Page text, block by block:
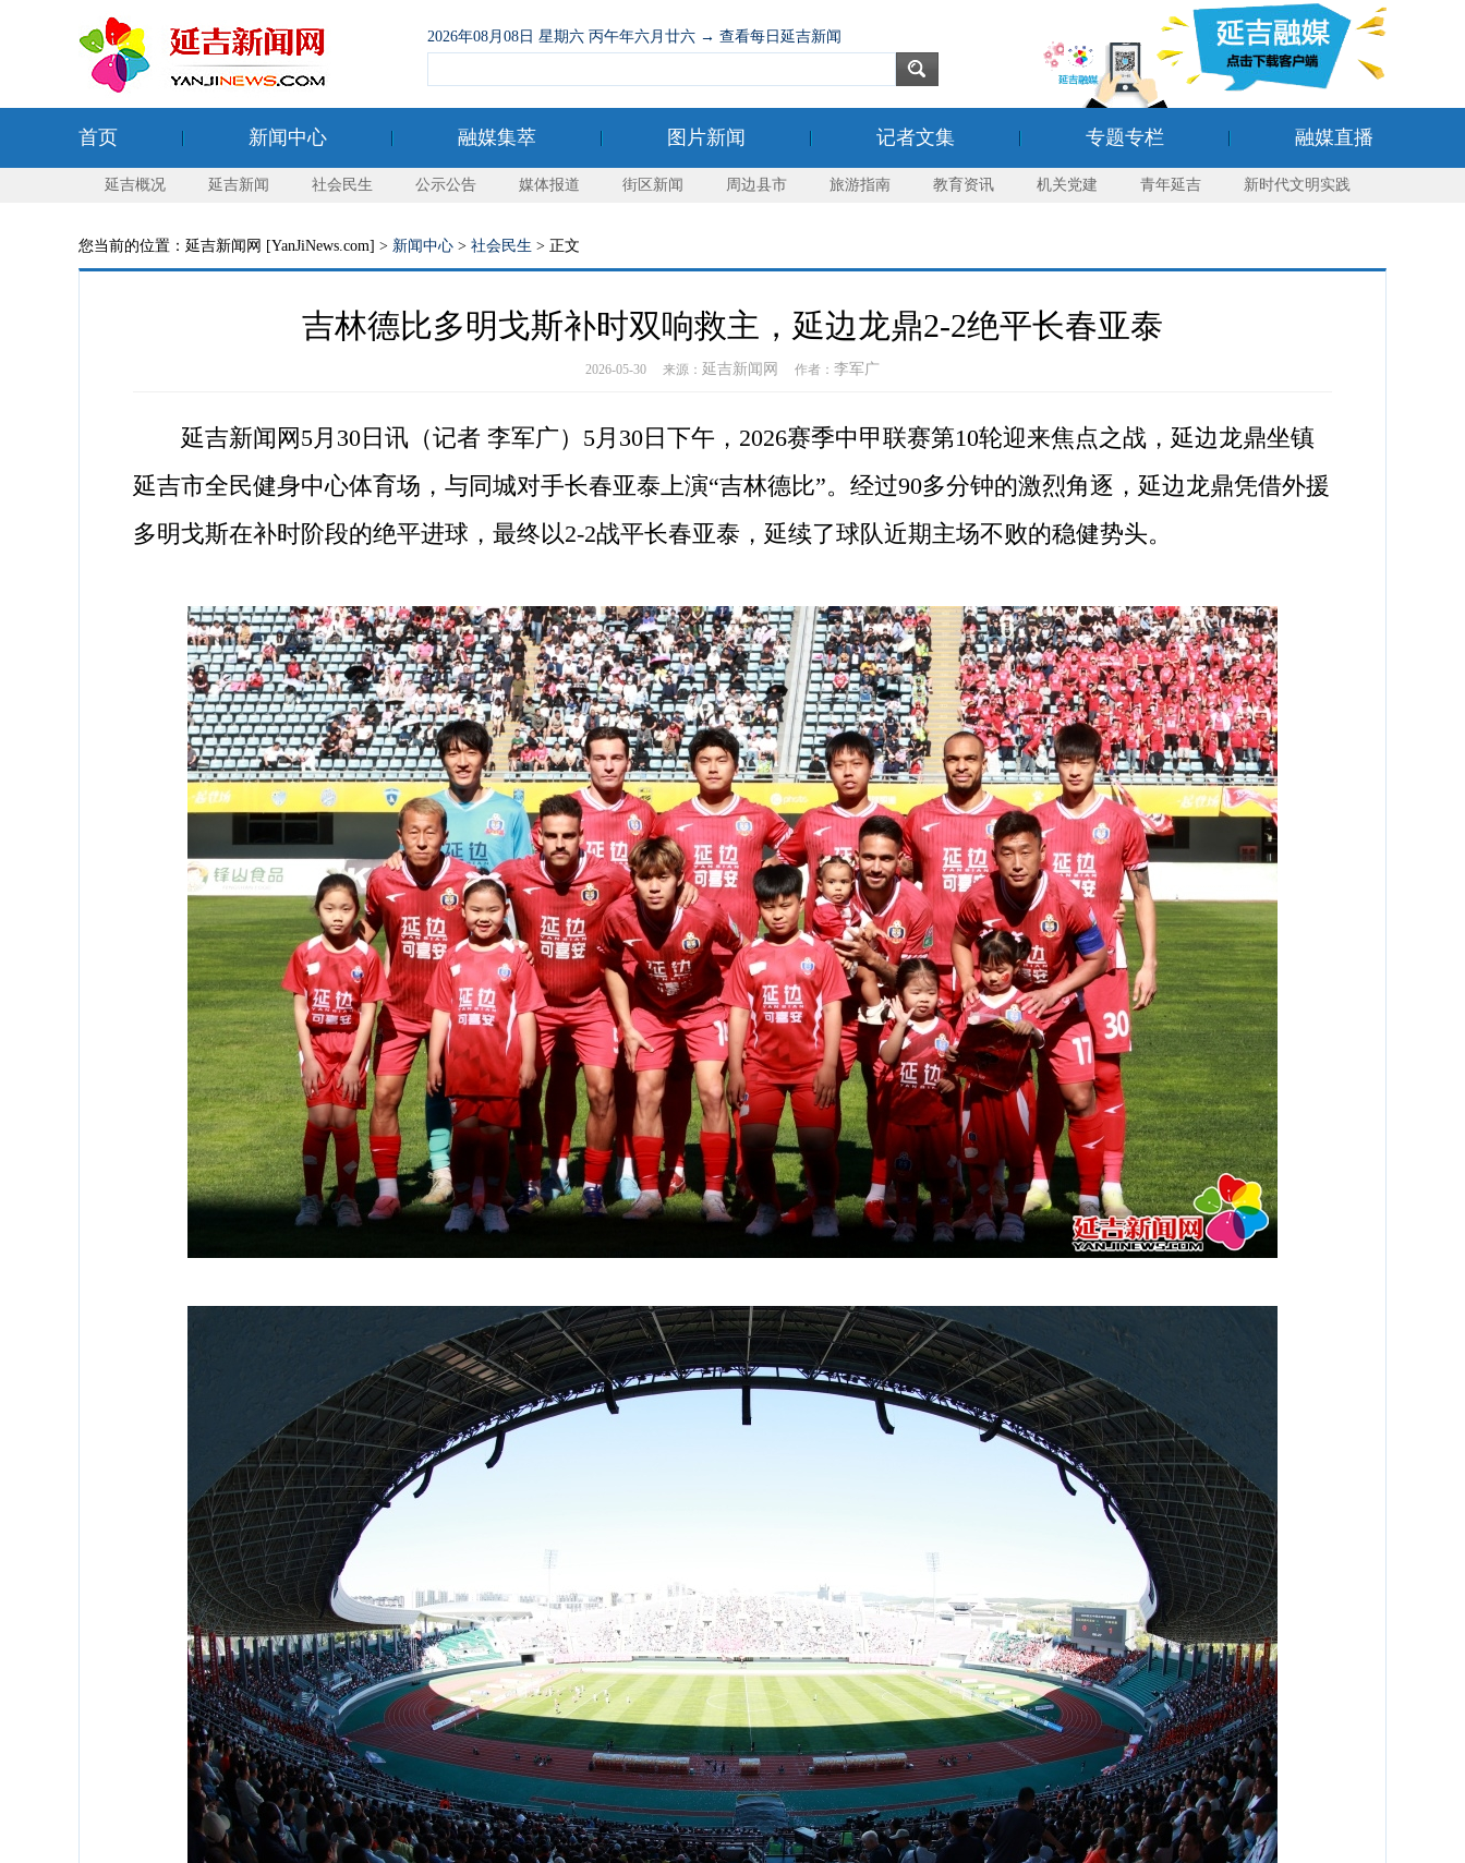
2026年08月08日 星期六 丙午年六月廿六 → 查看每日延吉新闻
首页 新闻中心 融媒集萃 图片新闻 记者文集 专题专栏 融媒直播
延吉概况 延吉新闻 社会民生 公示公告 媒体报道 街区新闻 周边县市 旅游指南 教育资讯 机关党建 青年延吉 新时代文明实践
您当前的位置：延吉新闻网 [YanJiNews.com] > 新闻中心 > 社会民生 > 正文
吉林德比多明戈斯补时双响救主，延边龙鼎2-2绝平长春亚泰
2026-05-30 来源： 延吉新闻网 作者： 李军广
延吉新闻网5月30日讯（记者 李军广）5月30日下午，2026赛季中甲联赛第10轮迎来焦点之战，延边龙鼎坐镇
延吉市全民健身中心体育场，与同城对手长春亚泰上演“吉林德比”。经过90多分钟的激烈角逐，延边龙鼎凭借外援
多明戈斯在补时阶段的绝平进球，最终以2-2战平长春亚泰，延续了球队近期主场不败的稳健势头。